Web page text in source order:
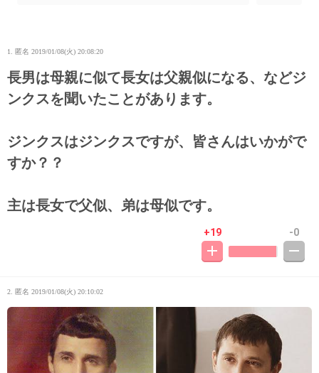
1. 匿名 2019/01/08(火) 20:08:20
長男は母親に似て長女は父親似になる、などジ
ンクスを聞いたことがあります。
ジンクスはジンクスですが、皆さんはいかがで
すか？？
主は長女で父似、弟は母似です。
+19 -0
2. 匿名 2019/01/08(火) 20:10:02